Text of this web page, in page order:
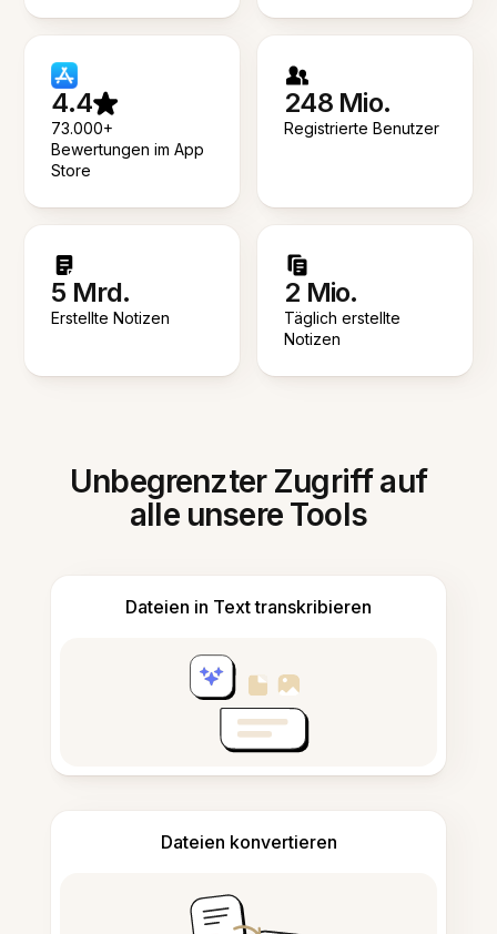
4.4
73.000+
Bewertungen im App
Store
248 Mio.
Registrierte Benutzer
5 Mrd.
Erstellte Notizen
2 Mio.
Täglich erstellte
Notizen
Unbegrenzter Zugriff auf
alle unsere Tools
Dateien in Text transkribieren
Dateien konvertieren